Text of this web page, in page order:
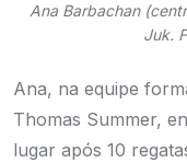
Ana Barbachan
Juk.
Ana, na equipe
Thomas Summer,
lugar após 10